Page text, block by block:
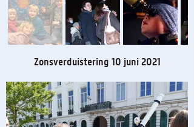
Zonsverduistering 10 juni 2021